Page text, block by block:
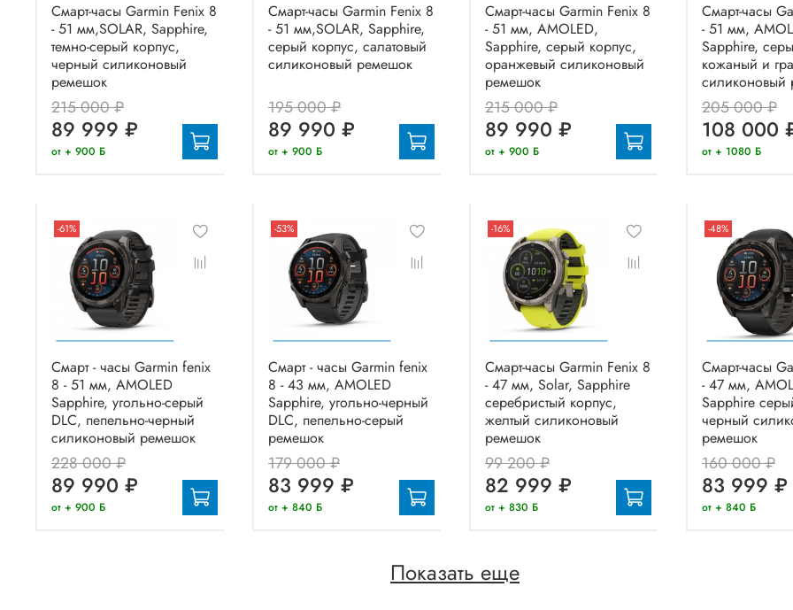
Смарт-часы Garmin Fenix 8
- 51 мм,SOLAR, Sapphire,
темно-серый корпус,
черный силиконовый
ремешок
215 000 ₽
89 999 ₽
от + 900 Б
Смарт-часы Garmin Fenix 8
- 51 мм,SOLAR, Sapphire,
серый корпус, салатовый
силиконовый ремешок
195 000 ₽
89 990 ₽
от + 900 Б
Смарт-часы Garmin Fenix 8
- 51 мм, AMOLED,
Sapphire, серый корпус,
оранжевый силиконовый
ремешок
215 000 ₽
89 990 ₽
от + 900 Б
Смарт-часы
- 51 мм,
Sapphire,
кожаный и
силиконовый
205 000 ₽
108 000
от + 1080 Б
-61%
Смарт - часы Garmin fenix
8 - 51 мм, AMOLED
Sapphire, угольно-серый
DLC, пепельно-черный
силиконовый ремешок
228 000 ₽
89 990 ₽
от + 900 Б
-53%
Смарт - часы Garmin fenix
8 - 43 мм, AMOLED
Sapphire, угольно-черный
DLC, пепельно-серый
ремешок
179 000 ₽
83 999 ₽
от + 840 Б
-16%
Смарт-часы Garmin Fenix 8
- 47 мм, Solar, Sapphire
серебристый корпус,
желтый силиконовый
ремешок
99 200 ₽
82 999 ₽
от + 830 Б
-48%
Смарт-часы
- 47 мм,
Sapphire
черный
ремешок
160 000 ₽
83 999 ₽
от + 840 Б
Показать еще